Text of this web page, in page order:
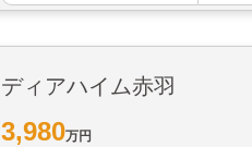
ディアハイム赤羽
3,980万円